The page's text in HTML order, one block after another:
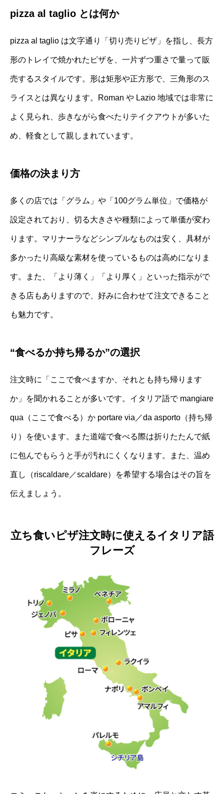
pizza al taglio とは何か
pizza al taglio は文字通り「切り売りピザ」を指し、長方
形のトレイで焼かれたピザを、一片ずつ重さで量って販
売するスタイルです。形は矩形や正方形で、三角形のス
ライスとは異なります。Roman や Lazio 地域では非常に
よく見られ、歩きながら食べたりテイクアウトが多いた
め、軽食として親しまれています。
価格の決まり方
多くの店では「グラム」や「100グラム単位」で価格が
設定されており、切る大きさや種類によって単価が変わ
ります。マリナーラなどシンプルなものは安く、具材が
多かったり高級な素材を使っているものは高めになりま
す。また、「より薄く」「より厚く」といった指示がで
きる店もありますので、好みに合わせて注文できること
も魅力です。
“食べるか持ち帰るか”の選択
注文時に「ここで食べますか、それとも持ち帰ります
か」を聞かれることが多いです。イタリア語で mangiare
qua（ここで食べる）か portare via／da asporto（持ち帰
り）を使います。また道端で食べる際は折りたたんで紙
に包んでもらうと手が汚れにくくなります。また、温め
直し（riscaldare／scaldare）を希望する場合はその旨を
伝えましょう。
立ち食いピザ注文時に使えるイタリア語
フレーズ